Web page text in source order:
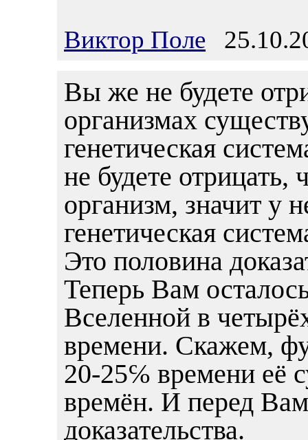
Виктор Поле
Вы же не будете
организмах
генетическая
не будете
организм, значит у
генетическая
Это половина
Теперь Вам
Вселенной в
времени. Скажем,
20-25℅ времени её
времён. И перед
доказательства.